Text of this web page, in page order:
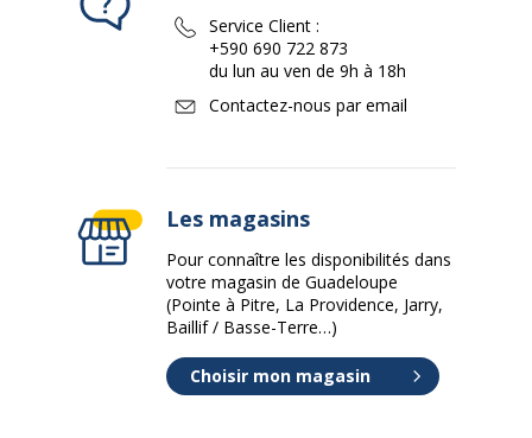
Service Client :
+590 690 722 873
du lun au ven de 9h à 18h
Contactez-nous par email
Les magasins
Pour connaître les disponibilités dans
votre magasin de Guadeloupe
(Pointe à Pitre, La Providence, Jarry,
Baillif / Basse-Terre…)
Choisir mon magasin